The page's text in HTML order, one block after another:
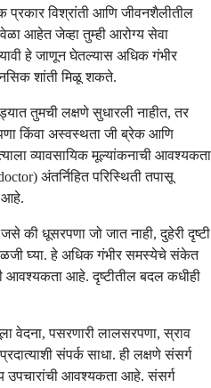
विश्रांती आणि जीवनशैलीतील
आहेत जेव्हा तुम्ही आरोग्य सेवा
हे जाणून घेतल्यास अधिक गंभीर
शांती मिळू शकते.
तुमची लक्षणे सुधारली नाहीत, तर
किंवा अस्वस्थता जी ब्रेक आणि
व्यावसायिक मूल्यांकनाची आवश्यकता
अंतर्निहित परिस्थिती तपासू
आहे.
की धूसरपणा जो जात नाही, दुहेरी दृष्टी
घ्या. हे अधिक गंभीर समस्येचे संकेत
आवश्यकता आहे. दृष्टीतील बदल कधीही
वेदना, पसरणारी लालसरपणा, स्राव
संपर्क साधा. ही लक्षणे संसर्ग
उपचारांची आवश्यकता आहे. संसर्ग